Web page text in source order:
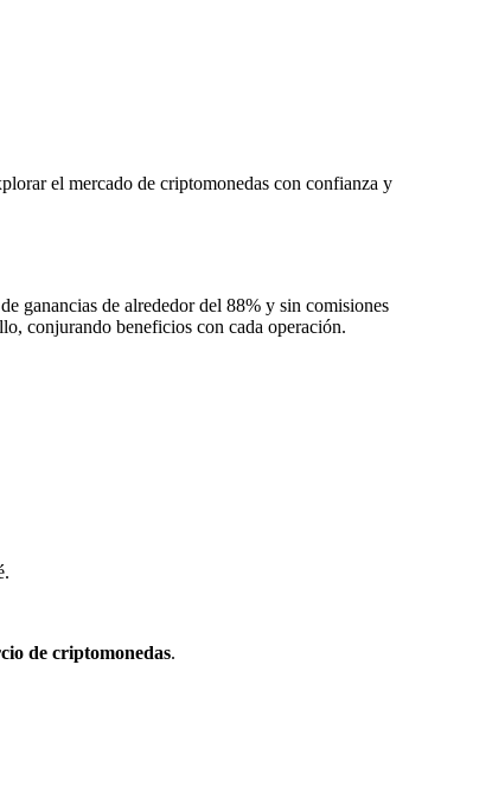
el mercado de criptomonedas con confianza y
ganancias de alrededor del 88% y sin comisiones
conjurando beneficios con cada operación.
de criptomonedas.